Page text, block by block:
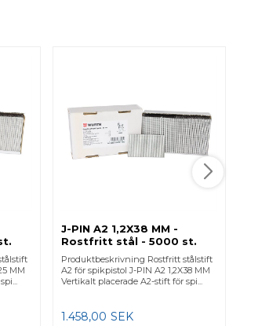
MM
J-PIN A2 1,2X38 MM -
Rostfritt stål - 5000 st.
Produktbeskrivning Rostfritt stålstift
A2 för spikpistol J-PIN A2 1,2X38 MM
Vertikalt placerade A2-stift för spi...
1.458,00 SEK